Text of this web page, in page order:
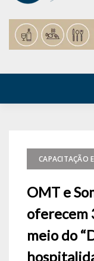
CAPACITAÇÃO
OMT e
oferecem
meio do